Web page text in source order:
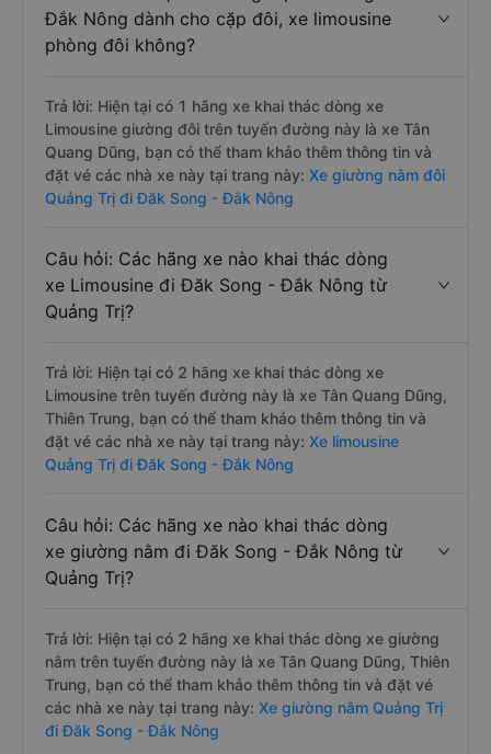
Đắk Nông dành cho cặp đôi, xe limousine
phòng đôi không?
Trả lời: Hiện tại có 1 hãng xe khai thác dòng xe
Limousine giường đôi trên tuyến đường này là xe Tân
Quang Dũng, bạn có thể tham khảo thêm thông tin và
đặt vé các nhà xe này tại trang này: Xe giường nằm đôi
Quảng Trị đi Đăk Song - Đắk Nông
Câu hỏi: Các hãng xe nào khai thác dòng
xe Limousine đi Đăk Song - Đắk Nông từ
Quảng Trị?
Trả lời: Hiện tại có 2 hãng xe khai thác dòng xe
Limousine trên tuyến đường này là xe Tân Quang Dũng,
Thiên Trung, bạn có thể tham khảo thêm thông tin và
đặt vé các nhà xe này tại trang này: Xe limousine
Quảng Trị đi Đăk Song - Đắk Nông
Câu hỏi: Các hãng xe nào khai thác dòng
xe giường nằm đi Đăk Song - Đắk Nông từ
Quảng Trị?
Trả lời: Hiện tại có 2 hãng xe khai thác dòng xe giường
nằm trên tuyến đường này là xe Tân Quang Dũng, Thiên
Trung, bạn có thể tham khảo thêm thông tin và đặt vé
các nhà xe này tại trang này: Xe giường nằm Quảng Trị
đi Đăk Song - Đắk Nông